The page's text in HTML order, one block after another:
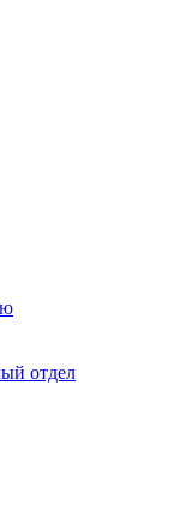
отдел